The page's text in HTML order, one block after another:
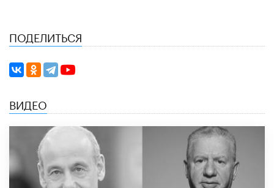
ПОДЕЛИТЬСЯ
ВИДЕО